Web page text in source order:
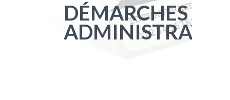
DÉMARCHES